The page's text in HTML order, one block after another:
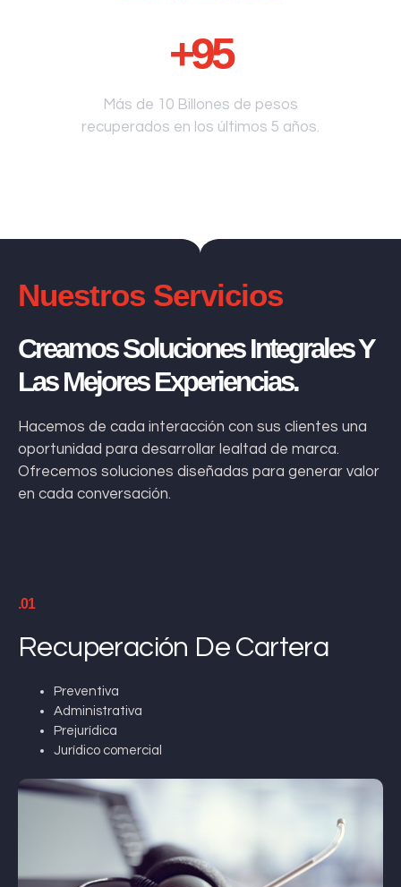
+95
Más de 10 Billones de pesos
recuperados en los últimos 5 años.
Nuestros Servicios
Creamos Soluciones Integrales Y
Las Mejores Experiencias.
Hacemos de cada interacción con sus clientes una
oportunidad para desarrollar lealtad de marca.
Ofrecemos soluciones diseñadas para generar valor
en cada conversación.
.01
Recuperación De Cartera
Preventiva
Administrativa
Prejurídica
Jurídico comercial